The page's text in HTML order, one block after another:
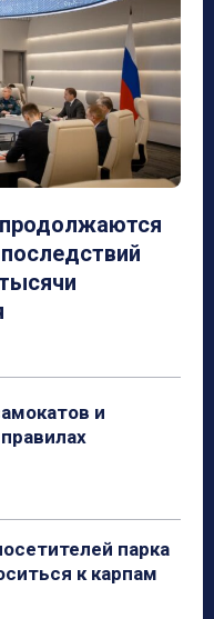
и
парка
к карпам